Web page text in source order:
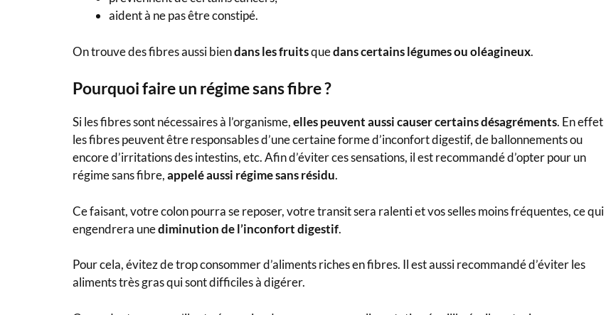
aident à ne pas être constipé.
On trouve des fibres aussi biendans les fruitsquedans certains légumes ou oléagineux.
Pourquoi faire un régime sans fibre ?
Si les fibres sont nécessaires à l’organisme,elles peuvent aussi causer certains désagréments. En effet
les fibres peuvent être responsables d’une certaine forme d’inconfort digestif, de ballonnements ou
encore d’irritations des intestins, etc. Afin d’éviter ces sensations, il est recommandé d’opter pour un
régime sans fibre,appelé aussi régime sans résidu.
Ce faisant, votre colon pourra se reposer, votre transit sera ralenti et vos selles moins fréquentes, ce qui
engendrera unediminution de l’inconfort digestif.
Pour cela, évitez de trop consommer d’aliments riches en fibres. Il est aussi recommandé d’éviter les
aliments très gras qui sont difficiles à digérer.